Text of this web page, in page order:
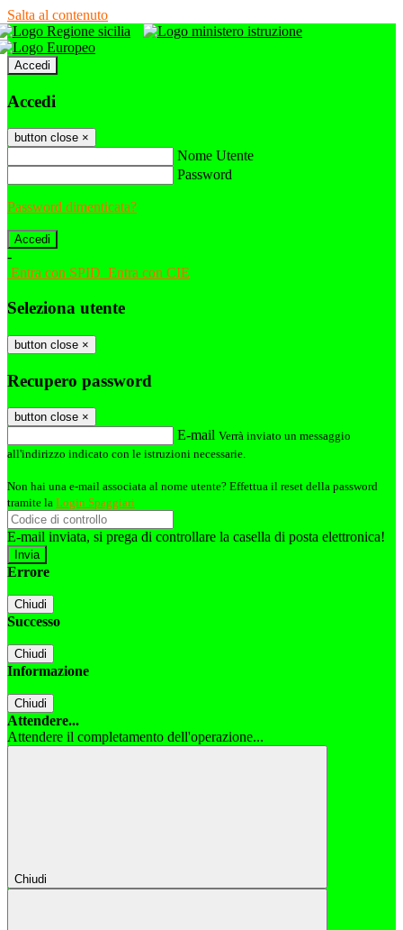
Salta al contenuto
Accedi
Accedi
button close ×
Nome Utente
Password
Password dimenticata?
-
Entra con SPID Entra con CIE
Seleziona utente
button close ×
Recupero password
button close ×
E-mail Verrà inviato un messaggio
all'indirizzo indicato con le istruzioni necessarie.
Non hai una e-mail associata al nome utente? Effettua il reset della password
tramite la Login Spaggiari
E-mail inviata, si prega di controllare la casella di posta elettronica!
Errore
Chiudi
Successo
Chiudi
Informazione
Chiudi
Attendere...
Attendere il completamento dell'operazione...
Chiudi